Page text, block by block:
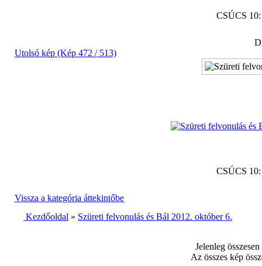
CSÚCS
Utolsó kép (Kép 472 / 513)
CSÚCS
Vissza a kategória áttekintőbe
Kezdőoldal » Szüreti felvonulás és Bál 2012. október 6.
Jelenleg
Az összes kép